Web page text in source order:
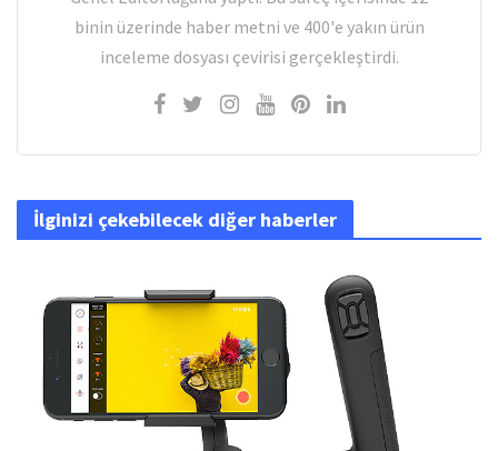
binin üzerinde haber metni ve 400'e yakın ürün
inceleme dosyası çevirisi gerçekleştirdi.
İlginizi çekebilecek diğer haberler